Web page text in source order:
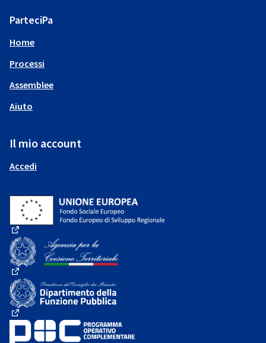
ParteciPa
Home
Processi
Assemblee
Aiuto
Il mio account
Accedi
(Collegamento esterno)
(Collegamento esterno)
(Collegamento esterno)